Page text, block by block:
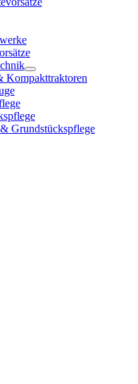
Kompakttraktoren
Grundstückspflege